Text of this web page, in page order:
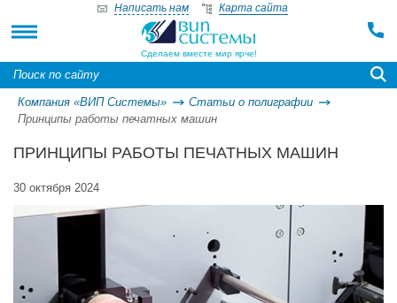
Сделаем вместе мир ярче!
Написать нам Карта сайта
Компания «ВИП Системы»
Статьи о полиграфии
Принципы работы печатных машин
ПРИНЦИПЫ РАБОТЫ ПЕЧАТНЫХ МАШИН
30 октября 2024